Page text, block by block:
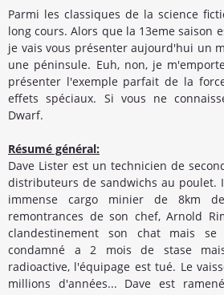
Parmi les classiques de la science
long cours. Alors que la 13eme saison
je vais vous présenter aujourd'hui un
une péninsule. Euh, non, je
présenter l'exemple parfait de la
effets spéciaux. Si vous ne
Dwarf.
Résumé général:
Dave Lister est un technicien de
distributeurs de sandwichs au poulet.
immense cargo minier de 8km
remontrances de son chef, Arnold
clandestinement son chat mais
condamné a 2 mois de stase
radioactive, l'équipage est tué. Le
millions d'années... Dave est